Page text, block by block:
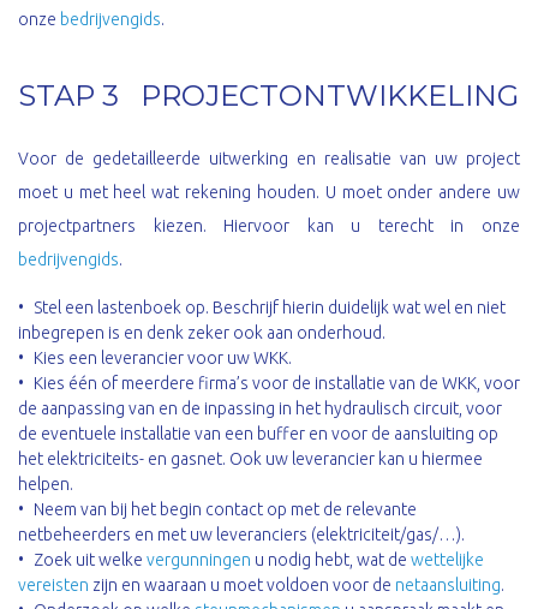
onze bedrijvengids.
STAP 3 PROJECTONTWIKKELING
Voor de gedetailleerde uitwerking en realisatie van uw project
moet u met heel wat rekening houden. U moet onder andere uw
projectpartners kiezen. Hiervoor kan u terecht in onze
bedrijvengids.
Stel een lastenboek op. Beschrijf hierin duidelijk wat wel en niet
inbegrepen is en denk zeker ook aan onderhoud.
Kies een leverancier voor uw WKK.
Kies één of meerdere firma’s voor de installatie van de WKK, voor
de aanpassing van en de inpassing in het hydraulisch circuit, voor
de eventuele installatie van een buffer en voor de aansluiting op
het elektriciteits- en gasnet. Ook uw leverancier kan u hiermee
helpen.
Neem van bij het begin contact op met de relevante
netbeheerders en met uw leveranciers (elektriciteit/gas/…).
Zoek uit welke vergunningen u nodig hebt, wat de wettelijke
vereisten zijn en waaraan u moet voldoen voor de netaansluiting.